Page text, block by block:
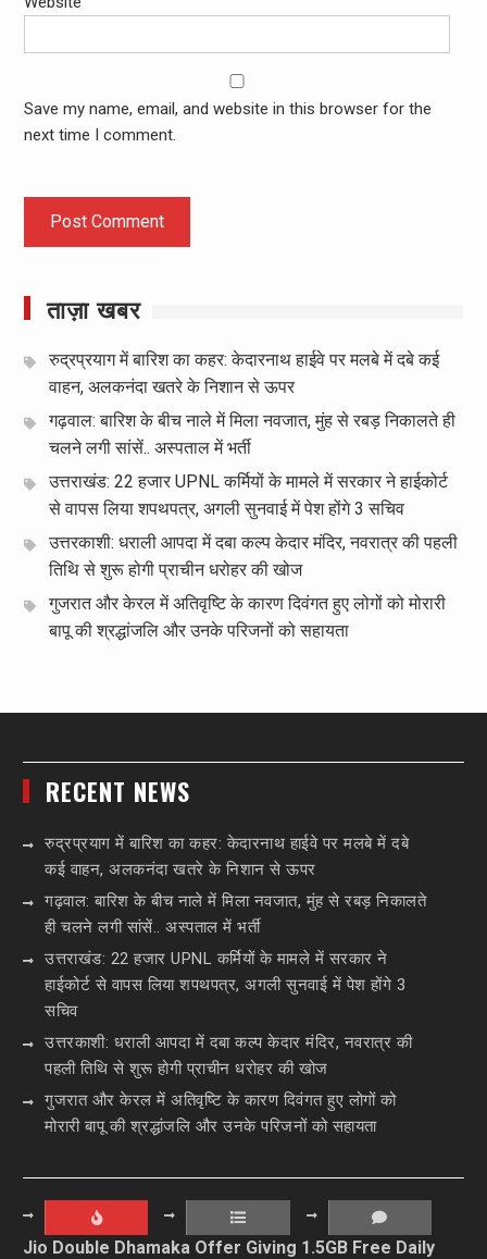
Save my name, email, and website in this browser for the
next time I comment.
ताज़ा खबर
रुद्रप्रयाग में बारिश का कहर: केदारनाथ हाईवे पर मलबे में दबे कई
वाहन, अलकनंदा खतरे के निशान से ऊपर
गढ़वाल: बारिश के बीच नाले में मिला नवजात, मुंह से रबड़ निकालते ही
चलने लगी सांसें.. अस्पताल में भर्ती
उत्तराखंड: 22 हजार UPNL कर्मियों के मामले में सरकार ने हाईकोर्ट
से वापस लिया शपथपत्र, अगली सुनवाई में पेश होंगे 3 सचिव
उत्तरकाशी: धराली आपदा में दबा कल्प केदार मंदिर, नवरात्र की पहली
तिथि से शुरू होगी प्राचीन धरोहर की खोज
गुजरात और केरल में अतिवृष्टि के कारण दिवंगत हुए लोगों को मोरारी
बापू की श्रद्धांजलि और उनके परिजनों को सहायता
RECENT NEWS
रुद्रप्रयाग में बारिश का कहर: केदारनाथ हाईवे पर मलबे में दबे
कई वाहन, अलकनंदा खतरे के निशान से ऊपर
गढ़वाल: बारिश के बीच नाले में मिला नवजात, मुंह से रबड़ निकालते
ही चलने लगी सांसें.. अस्पताल में भर्ती
उत्तराखंड: 22 हजार UPNL कर्मियों के मामले में सरकार ने
हाईकोर्ट से वापस लिया शपथपत्र, अगली सुनवाई में पेश होंगे 3
सचिव
उत्तरकाशी: धराली आपदा में दबा कल्प केदार मंदिर, नवरात्र की
पहली तिथि से शुरू होगी प्राचीन धरोहर की खोज
गुजरात और केरल में अतिवृष्टि के कारण दिवंगत हुए लोगों को
मोरारी बापू की श्रद्धांजलि और उनके परिजनों को सहायता
Jio Double Dhamaka Offer Giving 1.5GB Free Daily